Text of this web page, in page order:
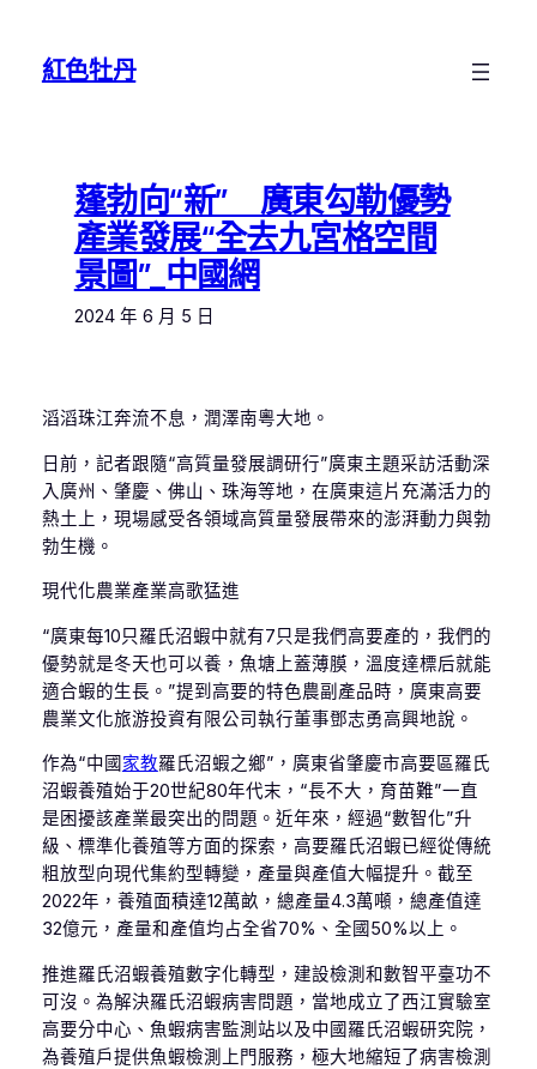
紅色牡丹
蓬勃向“新” 廣東勾勒優勢
產業發展“全去九宮格空間
景圖”_中國網
2024 年 6 月 5 日
滔滔珠江奔流不息，潤澤南粵大地。
日前，記者跟隨“高質量發展調研行”廣東主題采訪活動深
入廣州、肇慶、佛山、珠海等地，在廣東這片充滿活力的
熱土上，現場感受各領域高質量發展帶來的澎湃動力與勃
勃生機。
現代化農業產業高歌猛進
“廣東每10只羅氏沼蝦中就有7只是我們高要產的，我們的
優勢就是冬天也可以養，魚塘上蓋薄膜，溫度達標后就能
適合蝦的生長。”提到高要的特色農副產品時，廣東高要
農業文化旅游投資有限公司執行董事鄧志勇高興地說。
作為“中國家教羅氏沼蝦之鄉”，廣東省肇慶市高要區羅氏
沼蝦養殖始于20世紀80年代末，“長不大，育苗難”一直
是困擾該產業最突出的問題。近年來，經過“數智化”升
級、標準化養殖等方面的探索，高要羅氏沼蝦已經從傳統
粗放型向現代集約型轉變，產量與產值大幅提升。截至
2022年，養殖面積達12萬畝，總產量4.3萬噸，總產值達
32億元，產量和產值均占全省70%、全國50%以上。
推進羅氏沼蝦養殖數字化轉型，建設檢測和數智平臺功不
可沒。為解決羅氏沼蝦病害問題，當地成立了西江實驗室
高要分中心、魚蝦病害監測站以及中國羅氏沼蝦研究院，
為養殖戶提供魚蝦檢測上門服務，極大地縮短了病害檢測